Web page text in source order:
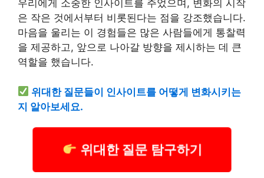
우리에게 소중한 인사이트를 주었으며, 변화의 시작
은 작은 것에서부터 비롯된다는 점을 강조했습니다.
마음을 울리는 이 경험들은 많은 사람들에게 통찰력
을 제공하고, 앞으로 나아갈 방향을 제시하는 데 큰
역할을 했습니다.
위대한 질문들이 인사이트를 어떻게 변화시키는
지 알아보세요.
위대한 질문 탐구하기